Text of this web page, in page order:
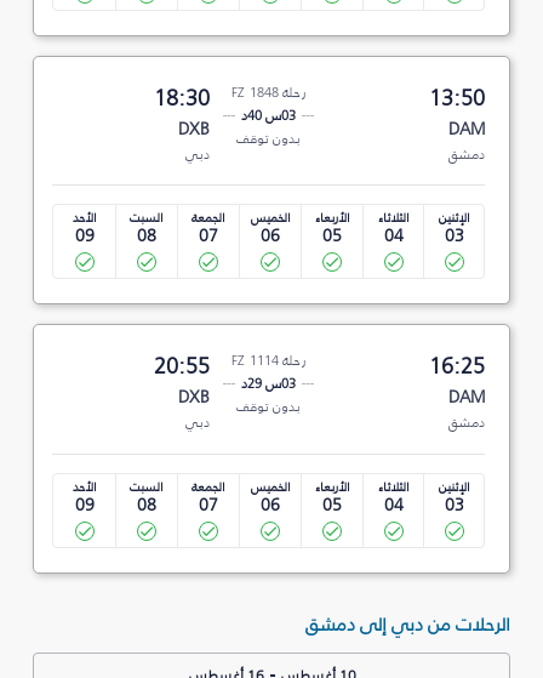
13:50
DAM
دمشق
رحلة FZ 1848
03س 40د
بدون توقف
18:30
DXB
دبي
الإثنين
03
الثلاثاء
04
الأربعاء
05
الخميس
06
الجمعة
07
السبت
08
الأحد
09
16:25
DAM
دمشق
رحلة FZ 1114
03س 29د
بدون توقف
20:55
DXB
دبي
الإثنين
03
الثلاثاء
04
الأربعاء
05
الخميس
06
الجمعة
07
السبت
08
الأحد
09
الرحلات من دبي إلى دمشق
-